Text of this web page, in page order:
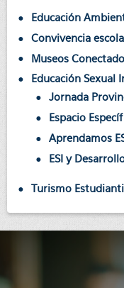
Educación
Convivencia
Museos
Educación Sexual
Jornada
Espacio
Aprendamos
ESI y
Turismo